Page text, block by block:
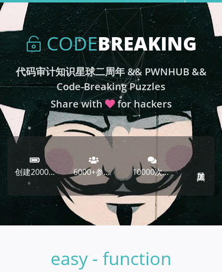
CODEBREAKING
代码审计知识星球二周年 && PWNHUB &&
Code-Breaking Puzzles
Share with
for hackers
创建2000余天 6000+参与者 10000次讨论
easy - function